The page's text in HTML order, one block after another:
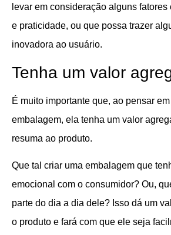
levar em consideração alguns
e praticidade, ou que possa trazer
inovadora ao usuário.
Tenha um valor
É muito importante que, ao pensar
embalagem, ela tenha um valor
resuma ao produto.
Que tal criar uma embalagem que
emocional com o consumidor? Ou,
parte do dia a dia dele? Isso dá um
o produto e fará com que ele seja